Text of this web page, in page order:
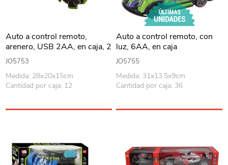
Auto a control remoto,
arenero, USB 2AA, en caja, 2
colores
JO5753
Medida: 28x20x15cm
Cantidad por caja: 12
Auto a control remoto, con
luz, 6AA, en caja
JO5755
Medida: 31x13.5x9cm
Cantidad por caja: 36